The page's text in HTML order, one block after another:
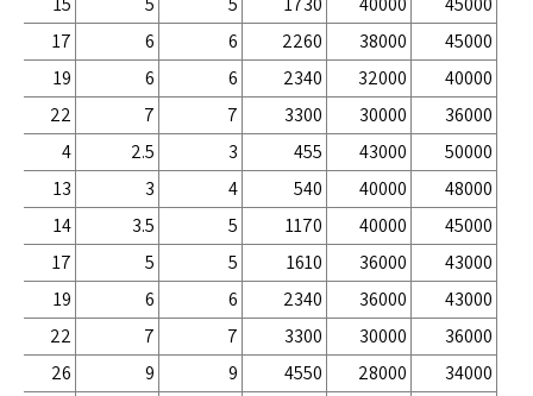
17
6 6 2260 38000
45000
19
6 6 2340 32000
40000
22
7 7 3300 30000
36000
4
2.5 3 455 43000
50000
13
3 4 540 40000
48000
14
3.5 5 1170 40000
45000
17
5 5 1610 36000
43000
19
6 6 2340 36000
43000
22
7 7 3300 30000
36000
26
9 9 4550 28000
34000